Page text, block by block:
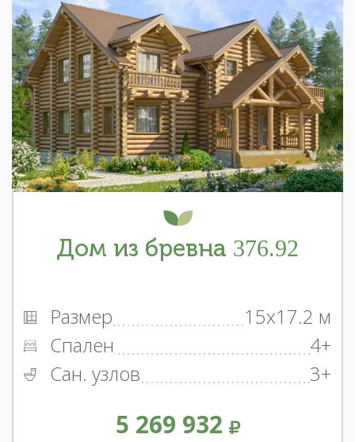
Дом из бревна 376.92
Размер
15x17.2 м
Спален
4+
Сан. узлов
3+
5 269 932